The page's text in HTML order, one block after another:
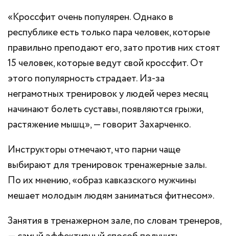
«Кроссфит очень популярен. Однако в
республике есть только пара человек, которые
правильно преподают его, зато против них стоят
15 человек, которые ведут свой кроссфит. От
этого популярность страдает. Из-за
неграмотных тренировок у людей через месяц
начинают болеть суставы, появляются грыжи,
растяжение мышц», — говорит Захарченко.
Инструкторы отмечают, что парни чаще
выбирают для тренировок тренажерные залы.
По их мнению, «образ кавказского мужчины
мешает молодым людям заниматься фитнесом».
Занятия в тренажерном зале, по словам тренеров,